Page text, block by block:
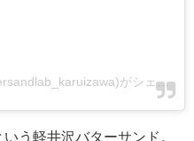
バターサンドラボ軽井沢(@buttersandlab_karuizawa)がシェアした投稿
う軽井沢バターサンド。